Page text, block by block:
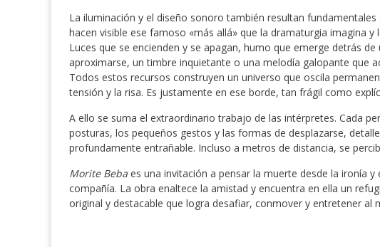
La iluminación y el diseño sonoro también resultan
hacen visible ese famoso «más allá» que la dramaturgia imagina
Luces que se encienden y se apagan, humo que emerge detrás
aproximarse, un timbre inquietante o una melodía galopante que
Todos estos recursos construyen un universo que oscila
tensión y la risa. Es justamente en ese borde, tan frágil como
A ello se suma el extraordinario trabajo de las intérpretes. Cada
posturas, los pequeños gestos y las formas de desplazarse,
profundamente entrañable. Incluso a metros de distancia, se
Morite Beba es una invitación a pensar la muerte desde la ironía
compañía. La obra enaltece la amistad y encuentra en ella un
original y destacable que logra desafiar, conmover y entretener al